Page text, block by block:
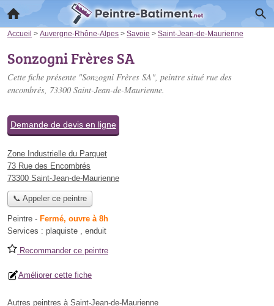
Accueil > Auvergne-Rhône-Alpes > Savoie > Saint-Jean-de-Maurienne
Sonzogni Frères SA
Cette fiche présente "Sonzogni Frères SA", peintre situé rue des
encombrés, 73300 Saint-Jean-de-Maurienne.
Demande de devis en ligne
Zone Industrielle du Parquet
73 Rue des Encombrés
73300 Saint-Jean-de-Maurienne
📞 Appeler ce peintre
Peintre - Fermé, ouvre à 8h
Services : plaquiste , enduit
Recommander ce peintre
Améliorer cette fiche
Autres peintres à Saint-Jean-de-Maurienne